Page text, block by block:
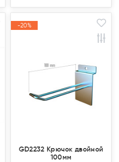
-20%
-20%
GD2232 Крючок двойной
100мм